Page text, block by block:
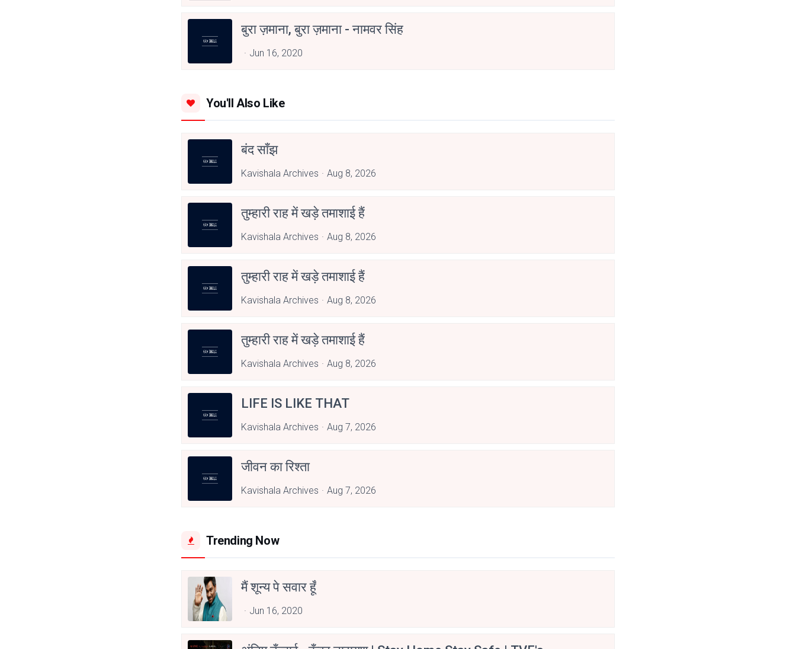
बुरा ज़माना, बुरा ज़माना - नामवर सिंह
Jun 16, 2020
You'll Also Like
बंद साँझ
Kavishala Archives Aug 8, 2026
तुम्हारी राह में खड़े तमाशाई हैं
Kavishala Archives Aug 8, 2026
तुम्हारी राह में खड़े तमाशाई हैं
Kavishala Archives Aug 8, 2026
तुम्हारी राह में खड़े तमाशाई हैं
Kavishala Archives Aug 8, 2026
LIFE IS LIKE THAT
Kavishala Archives Aug 7, 2026
जीवन का रिश्ता
Kavishala Archives Aug 7, 2026
Trending Now
मैं शून्य पे सवार हूँ
Jun 16, 2020